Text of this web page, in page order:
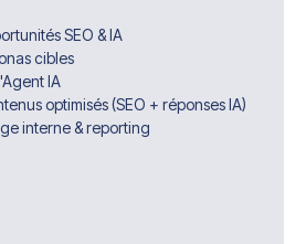
SEO & IA
cibles
IA
optimisés (SEO + réponses IA)
interne & reporting